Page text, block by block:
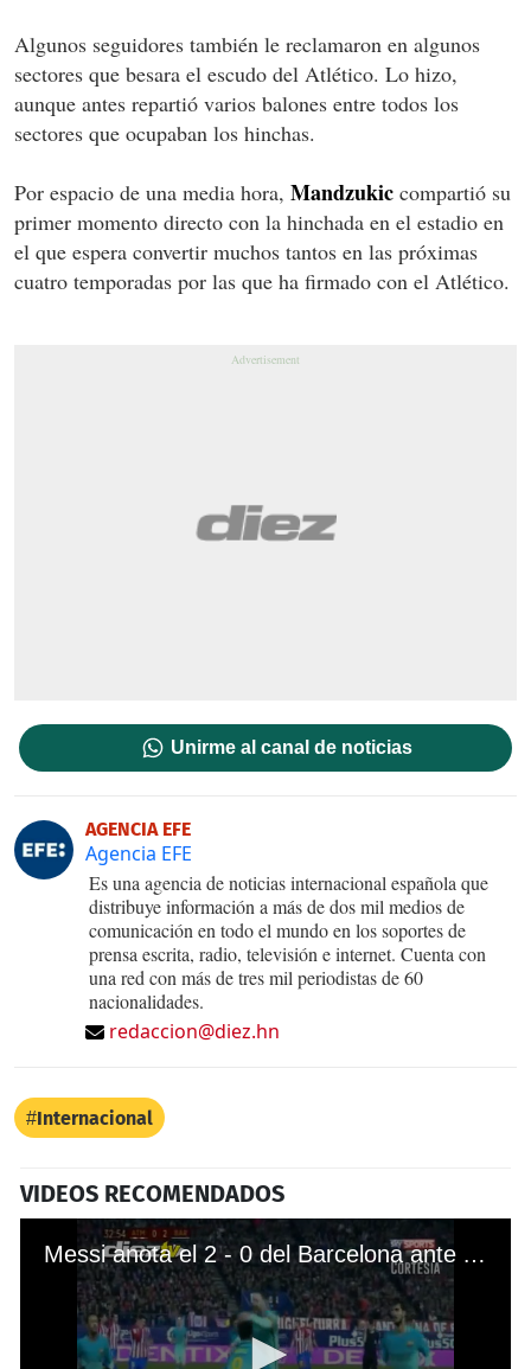
Algunos seguidores también le reclamaron en algunos
sectores que besara el escudo del Atlético. Lo hizo,
aunque antes repartió varios balones entre todos los
sectores que ocupaban los hinchas.
Por espacio de una media hora, Mandzukic compartió su
primer momento directo con la hinchada en el estadio en
el que espera convertir muchos tantos en las próximas
cuatro temporadas por las que ha firmado con el Atlético.
Unirme al canal de noticias
AGENCIA EFE
Agencia EFE
Es una agencia de noticias internacional española que
distribuye información a más de dos mil medios de
comunicación en todo el mundo en los soportes de
prensa escrita, radio, televisión e internet. Cuenta con
una red con más de tres mil periodistas de 60
nacionalidades.
redaccion@diez.hn
Internacional
VIDEOS RECOMENDADOS
Messi anota el 2 - 0 del Barcelona ante Atlético de Madrid